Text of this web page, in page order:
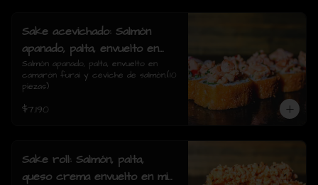
Sake acevichado: Salmón
apanado, palta, envuelto en
camarón furai y ceviche de
salmón.(10 piezas)
Salmón apanado, palta, envuelto en
camarón furai y ceviche de salmón.(10
piezas)
$7.190
Sake roll: Salmón, palta,
queso crema envuelto en mix